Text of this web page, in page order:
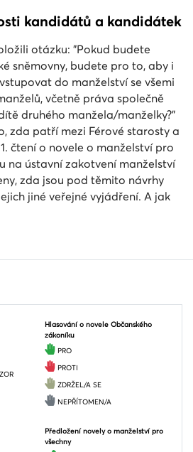
kandidátů a kandidátek
otázku: "Pokud budete
sněmovny, budete pro to, aby i
do manželství se všemi
včetně práva společně
druhého manžela/manželky?"
zda patří mezi Férové starosty a
čtení o novele o manželství pro
na ústavní zakotvení manželství
zda jsou pod těmito návrhy
jiné veřejné vyjádření. A jak
Hlasování o novele Občanského
zákoníku
PRO
PROTI
ZDRŽEL/A SE
NEPŘÍTOMEN/A
Předložení novely o manželství pro
všechny